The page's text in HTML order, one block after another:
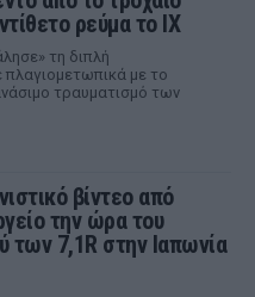
ρεύμα το ΙΧ
τη διπλή
πλαγιομετωπικά με το
τραυματισμό των
βίντεο από
την ώρα του
των 7,1R στην Ιαπωνία